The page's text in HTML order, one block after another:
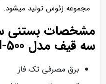
مجموعه زئوس تولید میشود.
مشخصات بستنی
سه قیف مدل CM-500
برق مصرفی تک فاز